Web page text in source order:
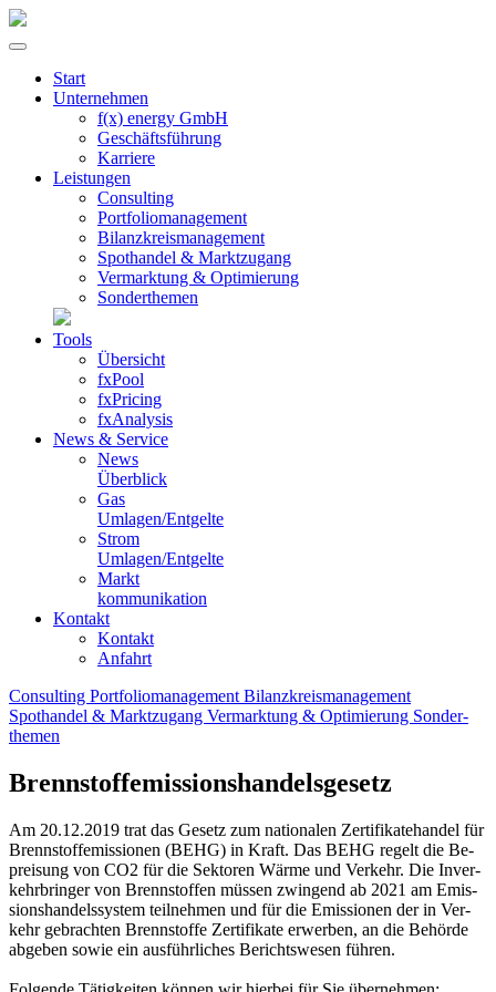
Start
Unternehmen
f(x) energy GmbH
Geschäftsführung
Karriere
Leistungen
Consulting
Portfolio­management
Bilanzkreis­management
Spothandel & Marktzugang
Vermarktung & Optimierung
Sonder­themen
Tools
Übersicht
fxPool
fxPricing
fxAnalysis
News & Service
News
Überblick
Gas
Umlagen/Entgelte
Strom
Umlagen/Entgelte
Markt
kommunikation
Kontakt
Kontakt
Anfahrt
Consulting Portfolio­management Bilanzkreis­management
Spothandel & Marktzugang Vermarktung & Optimierung Sonder­
themen
Brennstoffemissionshandelsgesetz
Am 20.12.2019 trat das Ge­setz zum na­tio­na­len Zer­ti­fi­ka­te­han­del für
Brenn­stoff­emis­sio­nen (BEHG) in Kraft. Das BEHG re­gelt die Be­
prei­sung von CO2 für die Sek­to­ren Wär­me und Ver­kehr. Die In­ver­
kehr­brin­ger von Brenn­stof­fen müs­sen zwin­gend ab 2021 am Emis­
si­ons­han­dels­sys­tem teil­neh­men und für die Emis­sio­nen der in Ver­
kehr ge­brach­ten Brenn­stof­fe Zer­ti­fi­ka­te er­wer­ben, an die Be­hör­de
ab­ge­ben so­wie ein aus­führ­li­ches Be­richts­we­sen füh­ren.